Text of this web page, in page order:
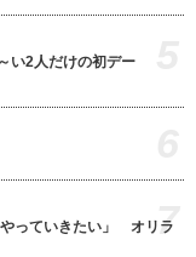
い2人だけの初デー
っていきたい」 オリラ
7